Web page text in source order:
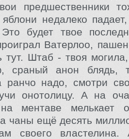
предшественники
яблони недалеко
будет твое
Ватерлоо,
тут. Штаб - твоя
сраный анон блядь,
ранчо надо, смотри
онотолицу. А на
ментаве мелькает
чаны ещё десять
своего